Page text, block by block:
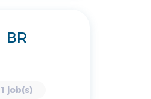
BR
1 job(s)